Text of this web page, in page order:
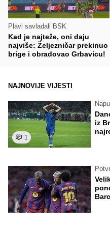
Plavi savladali BSK
Kad je najteže, oni daju
najviše: Željezničar prekinuo
brige i obradovao Grbavicu!
NAJNOVIJE VIJESTI
1
iz